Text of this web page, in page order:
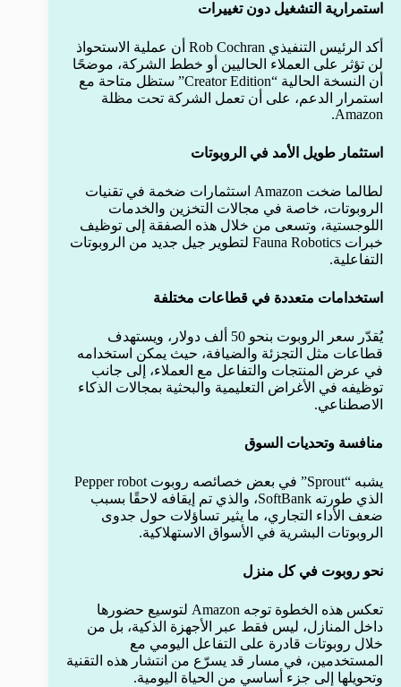
استمرارية التشغيل دون تغييرات
أكد الرئيس التنفيذي Rob Cochran أن عملية الاستحواذ
لن تؤثر على العملاء الحاليين أو خطط الشركة، موضحًا
أن النسخة الحالية “Creator Edition” ستظل متاحة مع
استمرار الدعم، على أن تعمل الشركة تحت مظلة
Amazon.
استثمار طويل الأمد في الروبوتات
لطالما ضخت Amazon استثمارات ضخمة في تقنيات
الروبوتات، خاصة في مجالات التخزين والخدمات
اللوجستية، وتسعى من خلال هذه الصفقة إلى توظيف
خبرات Fauna Robotics لتطوير جيل جديد من الروبوتات
التفاعلية.
استخدامات متعددة في قطاعات مختلفة
يُقدّر سعر الروبوت بنحو 50 ألف دولار، ويستهدف
قطاعات مثل التجزئة والضيافة، حيث يمكن استخدامه
في عرض المنتجات والتفاعل مع العملاء، إلى جانب
توظيفه في الأغراض التعليمية والبحثية بمجالات الذكاء
الاصطناعي.
منافسة وتحديات السوق
يشبه “Sprout” في بعض خصائصه روبوت Pepper robot
الذي طورته SoftBank، والذي تم إيقافه لاحقًا بسبب
ضعف الأداء التجاري، ما يثير تساؤلات حول جدوى
الروبوتات البشرية في الأسواق الاستهلاكية.
نحو روبوت في كل منزل
تعكس هذه الخطوة توجه Amazon لتوسيع حضورها
داخل المنازل، ليس فقط عبر الأجهزة الذكية، بل من
خلال روبوتات قادرة على التفاعل اليومي مع
المستخدمين، في مسار قد يسرّع من انتشار هذه التقنية
وتحويلها إلى جزء أساسي من الحياة اليومية.